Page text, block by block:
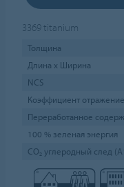
3369titanium
Толщина
Длина х Ширина
NCS
Коэффициент
Переработанное
100 % зеленая энергия
CO₂ углеродный след